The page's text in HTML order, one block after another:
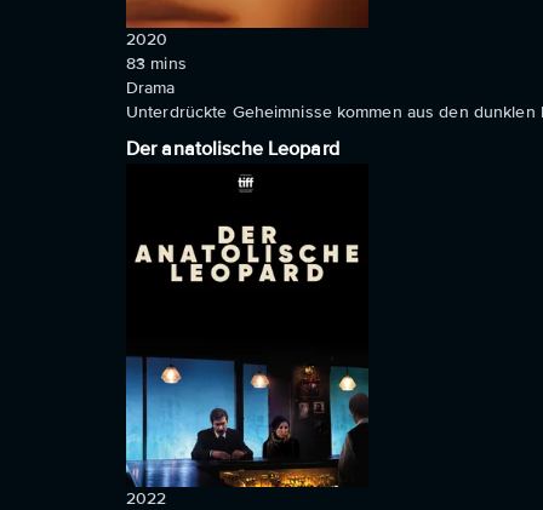
2020
83 mins
Drama
Unterdrückte Geheimnisse kommen aus den
Der anatolische Leopard
2022